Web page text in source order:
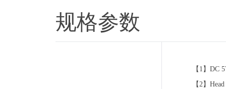
规格参数
【1】DC
【2】